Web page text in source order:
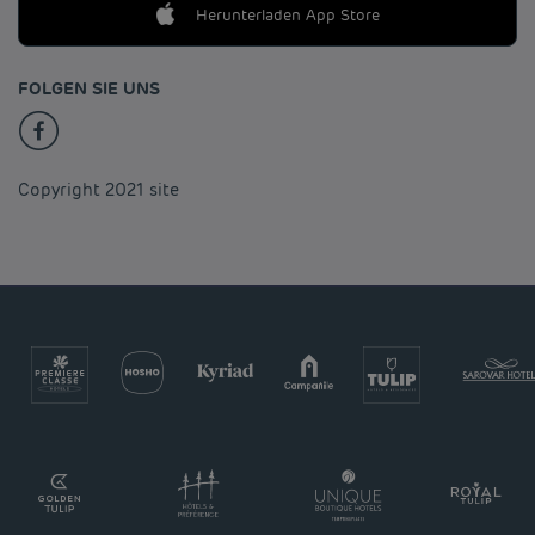
Herunterladen App Store
FOLGEN SIE UNS
Copyright 2021 site